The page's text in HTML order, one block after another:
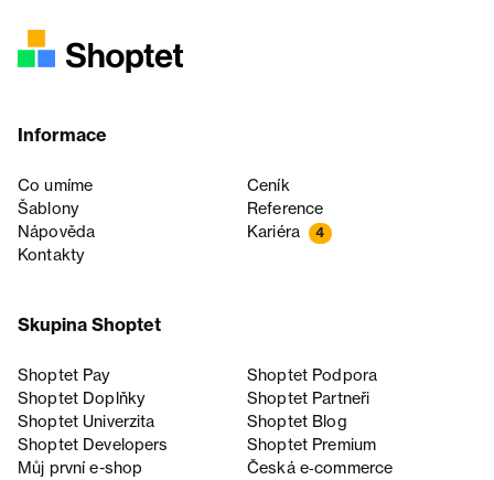
Informace
Co umíme
Ceník
Šablony
Reference
Nápověda
Kariéra 4
Kontakty
Skupina Shoptet
Shoptet Pay
Shoptet Podpora
Shoptet Doplňky
Shoptet Partneři
Shoptet Univerzita
Shoptet Blog
Shoptet Developers
Shoptet Premium
Můj první e-shop
Česká e‑commerce